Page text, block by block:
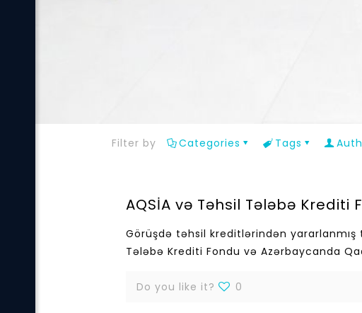
Filter by Categories Tags
AQSİA və Təhsil Tələbə
Görüşdə təhsil kreditlərindən
Tələbə Krediti Fondu və Azərbaycanda
Do you like it? 0